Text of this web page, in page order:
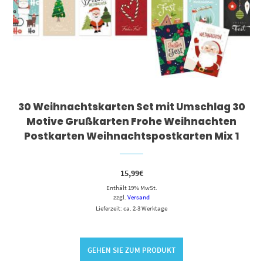
30 Weihnachtskarten Set mit Umschlag 30
Motive Grußkarten Frohe Weihnachten
Postkarten Weihnachtspostkarten Mix 1
15,99€
Enthält 19% MwSt.
zzgl. Versand
Lieferzeit: ca. 2-3 Werktage
GEHEN SIE ZUM PRODUKT